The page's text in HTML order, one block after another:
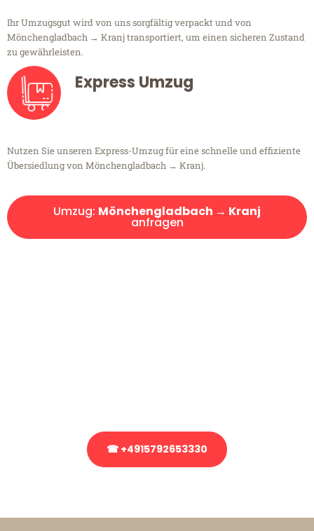
Ihr Umzugsgut wird von uns sorgfältig verpackt und von
Mönchengladbach → Kranj transportiert, um einen sicheren Zustand
zu gewährleisten.
Express Umzug
Nutzen Sie unseren Express-Umzug für eine schnelle und effiziente
Übersiedlung von Mönchengladbach → Kranj.
Umzug: Mönchengladbach → Kranj
anfragen
☎ +4915792653330